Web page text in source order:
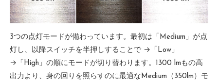
3つの点灯モードが備わっています。最初は「Medium」が点
灯し、以降スイッチを半押しすることで →「Low」
→「High」の順にモードが切り替わります。1300 lmもの高
出力より、身の回りを照らすのに最適なMedium（350lm）モ